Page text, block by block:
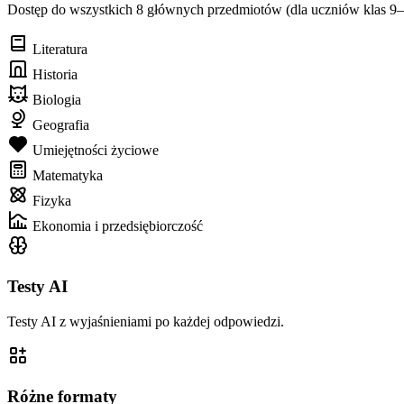
Dostęp do wszystkich 8 głównych przedmiotów (dla uczniów klas
Literatura
Historia
Biologia
Geografia
Umiejętności życiowe
Matematyka
Fizyka
Ekonomia i przedsiębiorczość
Testy AI
Testy AI z wyjaśnieniami po każdej odpowiedzi.
Różne formaty